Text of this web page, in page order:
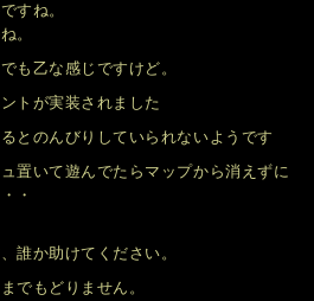
すね。
。
も乙な感じですけど。
トが実装されました
とのんびりしていられないようです
置いて遊んでたらマップから消えずに
・
誰か助けてください。
でもどりません。